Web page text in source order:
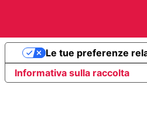
Informativa sulla raccolta
Le tue preferenze